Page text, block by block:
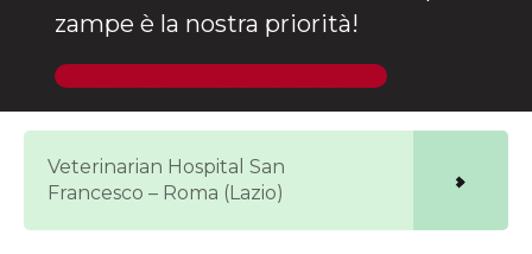
zampe è la nostra priorità!
Veterinarian Hospital San
Francesco – Roma (Lazio)